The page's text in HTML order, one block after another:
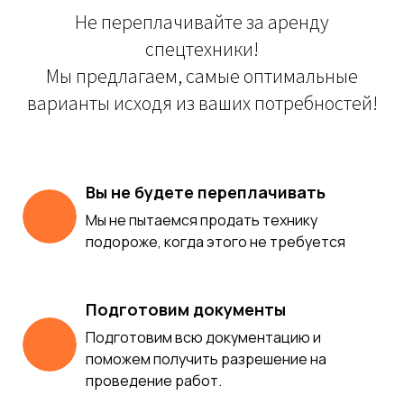
Не переплачивайте за аренду
спецтехники!
Мы предлагаем, самые оптимальные
варианты исходя из ваших потребностей!
Вы не будете переплачивать
Мы не пытаемся продать технику
подороже, когда этого не требуется
Подготовим документы
Подготовим всю документацию и
поможем получить разрешение на
проведение работ.